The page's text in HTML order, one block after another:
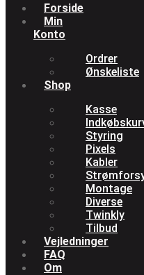
Forside
Min
Konto
Ordrer
Ønskeliste
Shop
Kasse
Styring
Pixels
Kabler
Montage
Diverse
Twinkly
Tilbud
Vejledninger
FAQ
Om